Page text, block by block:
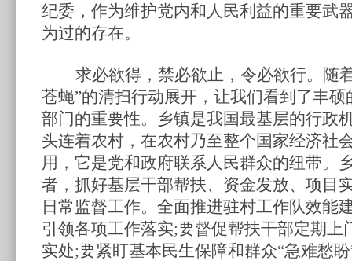
纪委，作为维护党内和人民利益的重要武
为过的存在。
求必欲得，禁必欲止，令必欲行。随
苍蝇”的清扫行动展开，让我们看到了丰
部门的重要性。乡镇是我国最基层的行政
头连着农村，在农村乃至整个国家经济社
用，它是党和政府联系人民群众的纽带。
者，抓好基层干部帮扶、资金发放、项目
日常监督工作。全面推进驻村工作队效能
引领各项工作落实;要督促帮扶干部定期上
实处;要紧盯基本民生保障和群众“急难愁